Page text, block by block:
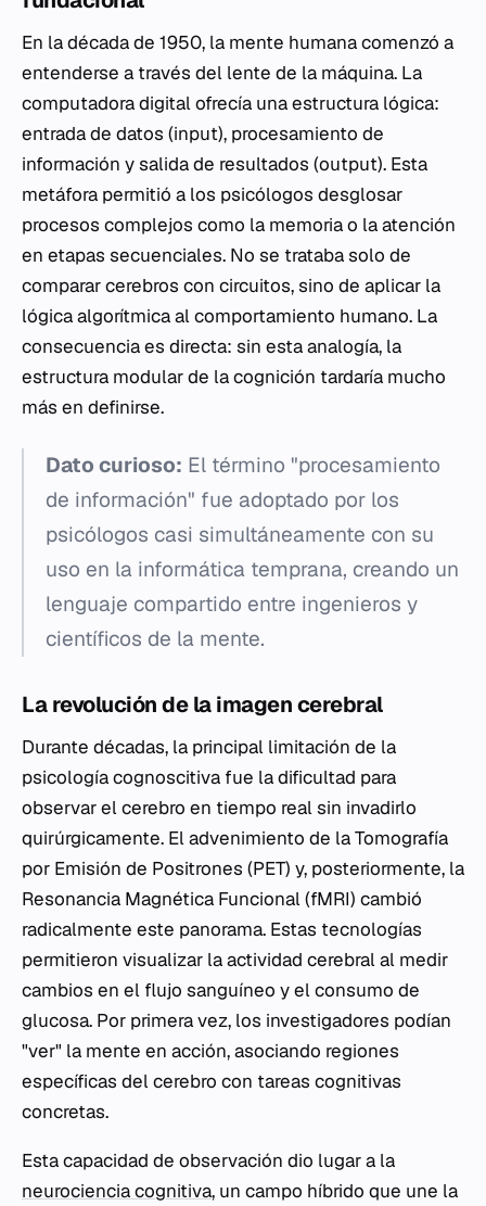
En la década de 1950, la mente humana comenzó a
entenderse a través del lente de la máquina. La
computadora digital ofrecía una estructura lógica:
entrada de datos (input), procesamiento de
información y salida de resultados (output). Esta
metáfora permitió a los psicólogos desglosar
procesos complejos como la memoria o la atención
en etapas secuenciales. No se trataba solo de
comparar cerebros con circuitos, sino de aplicar la
lógica algorítmica al comportamiento humano. La
consecuencia es directa: sin esta analogía, la
estructura modular de la cognición tardaría mucho
más en definirse.
Dato curioso: El término "procesamiento
de información" fue adoptado por los
psicólogos casi simultáneamente con su
uso en la informática temprana, creando un
lenguaje compartido entre ingenieros y
científicos de la mente.
La revolución de la imagen cerebral
Durante décadas, la principal limitación de la
psicología cognoscitiva fue la dificultad para
observar el cerebro en tiempo real sin invadirlo
quirúrgicamente. El advenimiento de la Tomografía
por Emisión de Positrones (PET) y, posteriormente, la
Resonancia Magnética Funcional (fMRI) cambió
radicalmente este panorama. Estas tecnologías
permitieron visualizar la actividad cerebral al medir
cambios en el flujo sanguíneo y el consumo de
glucosa. Por primera vez, los investigadores podían
"ver" la mente en acción, asociando regiones
específicas del cerebro con tareas cognitivas
concretas.
Esta capacidad de observación dio lugar a la
neurociencia cognitiva, un campo híbrido que une la